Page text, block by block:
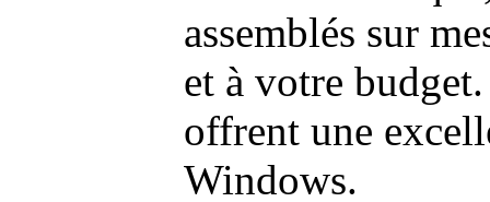
assemblés sur
et à votre
offrent une
Windows.